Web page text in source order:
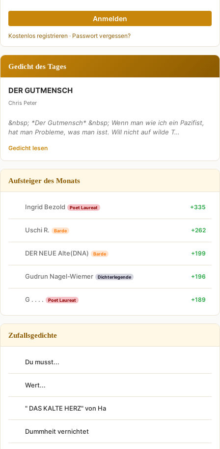
Anmelden
Kostenlos registrieren · Passwort vergessen?
Gedicht des Tages
DER GUTMENSCH
Chris Peter
&nbsp; *Der Gutmensch* &nbsp; Wenn man wie ich ein Pazifist,
hat man Probleme, was man isst. Will nicht auf wilde T…
Gedicht lesen
Aufsteiger des Monats
Ingrid Bezold Poet Laureat +335
Uschi R. Barde +262
DER NEUE Alte(DNA) Barde +199
Gudrun Nagel-Wiemer Dichterlegende +196
G . . . . Poet Laureat +189
Zufallsgedichte
Du musst...
Wert...
" DAS KALTE HERZ" von Ha
Dummheit vernichtet